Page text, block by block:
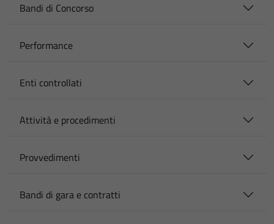
Bandi di Concorso
Performance
Enti controllati
Attività e procedimenti
Provvedimenti
Bandi di gara e contratti